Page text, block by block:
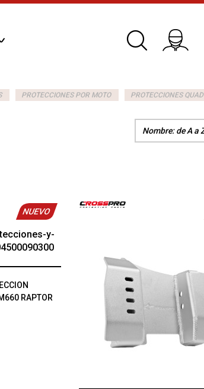
PROTECCIONES POR MOTO PROTECCIONES QUAD
NUEVO
RAPTOR